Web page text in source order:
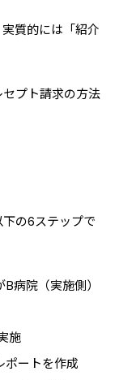
質的には「紹介
プト請求の方法
の6ステップで
病院（実施側）
施
ポートを作成